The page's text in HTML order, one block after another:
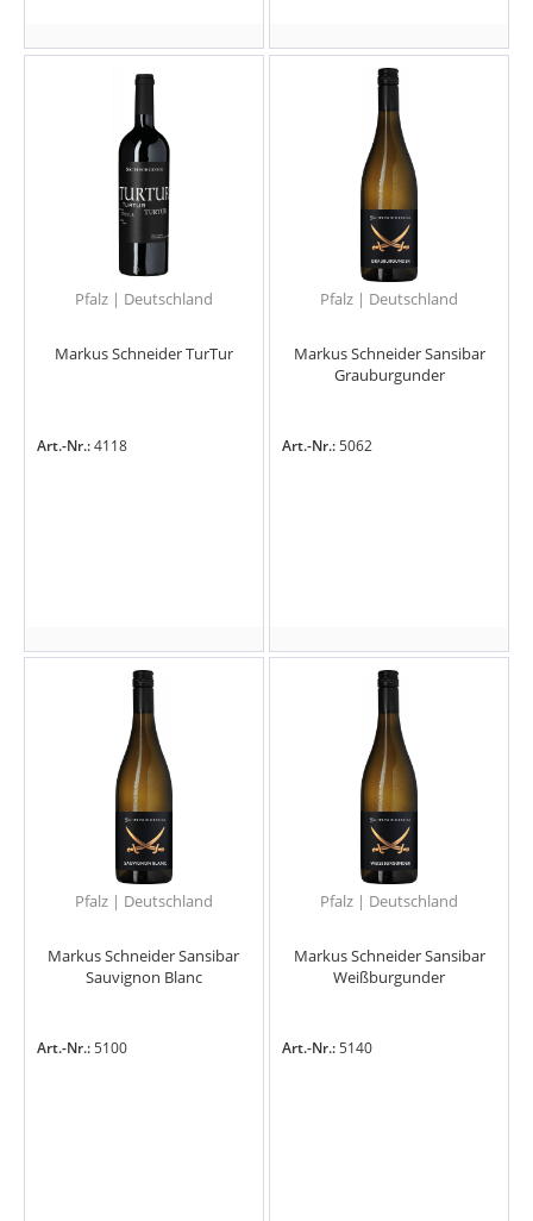
Pfalz | Deutschland
Markus Schneider TurTur
Art.-Nr.:4118
Pfalz | Deutschland
Markus Schneider Sansibar
Grauburgunder
Art.-Nr.:5062
Pfalz | Deutschland
Markus Schneider Sansibar
Sauvignon Blanc
Art.-Nr.:5100
Pfalz | Deutschland
Markus Schneider Sansibar
Weißburgunder
Art.-Nr.:5140